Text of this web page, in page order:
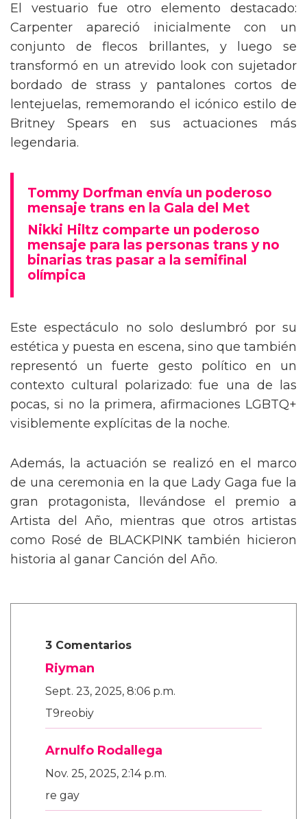
El vestuario fue otro elemento destacado:
Carpenter apareció inicialmente con un
conjunto de flecos brillantes, y luego se
transformó en un atrevido look con sujetador
bordado de strass y pantalones cortos de
lentejuelas, rememorando el icónico estilo de
Britney Spears en sus actuaciones más
legendaria.
Tommy Dorfman envía un poderoso
mensaje trans en la Gala del Met
Nikki Hiltz comparte un poderoso
mensaje para las personas trans y no
binarias tras pasar a la semifinal
olímpica
Este espectáculo no solo deslumbró por su
estética y puesta en escena, sino que también
representó un fuerte gesto político en un
contexto cultural polarizado: fue una de las
pocas, si no la primera, afirmaciones LGBTQ+
visiblemente explícitas de la noche.
Además, la actuación se realizó en el marco
de una ceremonia en la que Lady Gaga fue la
gran protagonista, llevándose el premio a
Artista del Año, mientras que otros artistas
como Rosé de BLACKPINK también hicieron
historia al ganar Canción del Año.
3 Comentarios
Riyman
Sept. 23, 2025, 8:06 p.m.
T9reobiy
Arnulfo Rodallega
Nov. 25, 2025, 2:14 p.m.
re gay